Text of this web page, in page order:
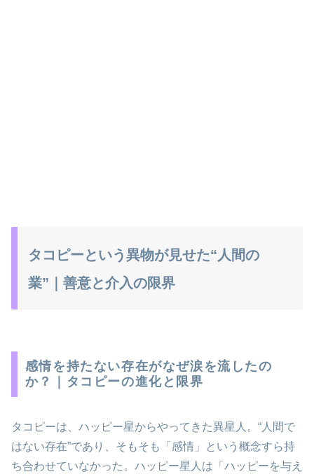
タコピーという異物が見せた“人間の
業”｜善意と介入の限界
感情を持たない存在がなぜ涙を流したの
か？｜タコピーの進化と限界
タコピーは、ハッピー星からやってきた異星人。“人間で
はない存在”であり、そもそも「感情」という概念すら持
ち合わせていなかった。ハッピー星人は「ハッピーを与え